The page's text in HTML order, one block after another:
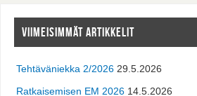
VIIMEISIMMÄT ARTIKKELIT
Tehtäväniekka 2/2026 29.5.2026
Ratkaisemisen EM 2026 14.5.2026